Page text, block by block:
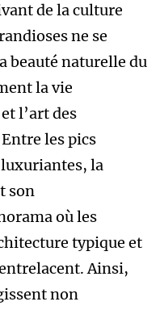
de la culture
ne se
beauté naturelle du
la vie
l’art des
les pics
la
son
où les
typique et
Ainsi,
non